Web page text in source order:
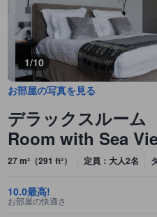
1/10
お部屋の写真を見る
デラックスルー
Room with Sea
27 m²（291 ft²） 定員：大人2名
10.0最高!
お部屋の快適さ